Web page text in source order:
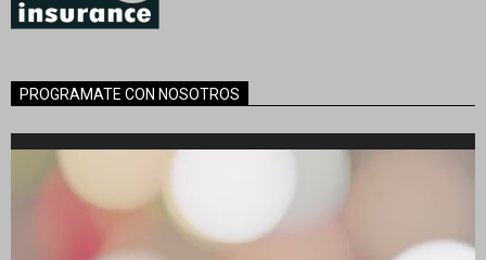
PROGRAMATE CON NOSOTROS
Reproductor